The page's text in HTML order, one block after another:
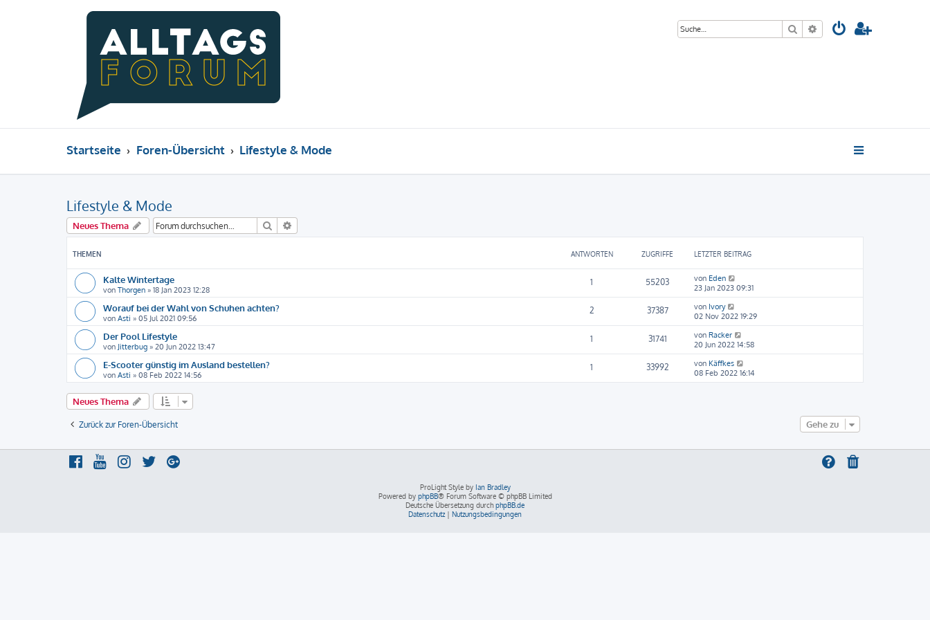
Suche Erweiterte Suche
Startseite Foren-Übersicht Lifestyle & Mode
Lifestyle & Mode
Neues Thema Suche
THEMEN ANTWORTEN ZUGRIFFE LETZTER BEITRAG
Kalte Wintertage
von Thorgen » 18 Jan 2023 12:28
1 55203 von Eden
23 Jan 2023 09:31
Worauf bei der Wahl von Schuhen achten?
von Asti » 05 Jul 2021 09:56
2 37387 von Ivory
02 Nov 2022 19:29
Der Pool Lifestyle
von Jitterbug » 20 Jun 2022 13:47
1 31741 von Racker
20 Jun 2022 14:58
E-Scooter günstig im Ausland bestellen?
von Asti » 08 Feb 2022 14:56
1 33992 von Käffkes
08 Feb 2022 16:14
Neues Thema
Zurück zur Foren-Übersicht Gehe zu
ProLight Style by Ian Bradley
Powered by phpBB® Forum Software © phpBB Limited
Deutsche Übersetzung durch phpBB.de
Datenschutz | Nutzungsbedingungen